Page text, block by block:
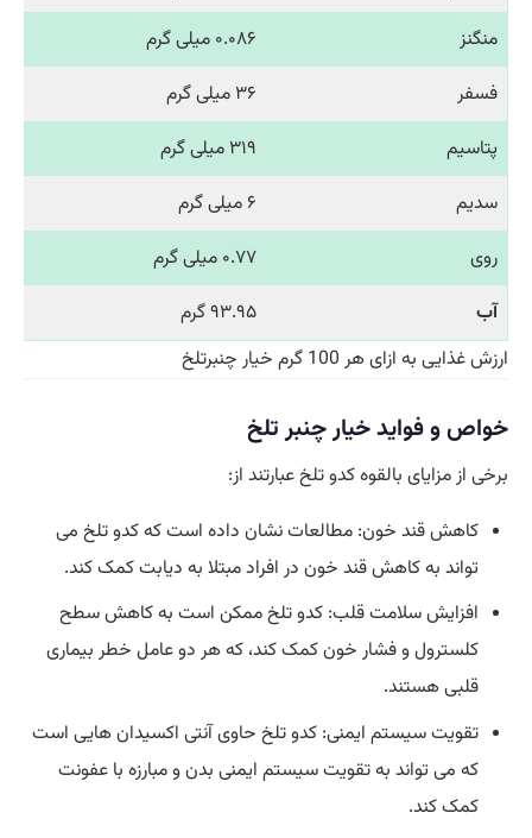
منگنز
۰.۰۸۶ میلی گرم
فسفر
۳۶ میلی گرم
پتاسیم
۳۱۹ میلی گرم
سدیم
۶ میلی گرم
روی
۰.۷۷ میلی گرم
آب
۹۳.۹۵ گرم
ارزش غذایی به ازای هر 100 گرم خیار چنبرتلخ
خواص و فواید خیار چنبر تلخ
برخی از مزایای بالقوه کدو تلخ عبارتند از:
کاهش قند خون: مطالعات نشان داده است که کدو تلخ می
تواند به کاهش قند خون در افراد مبتلا به دیابت کمک کند.
افزایش سلامت قلب: کدو تلخ ممکن است به کاهش سطح
کلسترول و فشار خون کمک کند، که هر دو عامل خطر بیماری
قلبی هستند.
تقویت سیستم ایمنی: کدو تلخ حاوی آنتی اکسیدان هایی است
که می تواند به تقویت سیستم ایمنی بدن و مبارزه با عفونت
کمک کند.